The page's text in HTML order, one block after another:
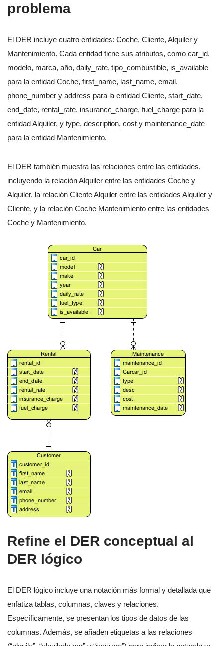
problema
El DER incluye cuatro entidades: Coche, Cliente, Alquiler y
Mantenimiento. Cada entidad tiene sus atributos, como car_id,
modelo, marca, año, daily_rate, tipo_combustible, is_available
para la entidad Coche, first_name, last_name, email,
phone_number y address para la entidad Cliente, start_date,
end_date, rental_rate, insurance_charge, fuel_charge para la
entidad Alquiler, y type, description, cost y maintenance_date
para la entidad Mantenimiento.
El DER también muestra las relaciones entre las entidades,
incluyendo la relación Alquiler entre las entidades Coche y
Alquiler, la relación Cliente Alquiler entre las entidades Alquiler y
Cliente, y la relación Coche Mantenimiento entre las entidades
Coche y Mantenimiento.
Refine el DER conceptual al
DER lógico
El DER lógico incluye una notación más formal y detallada que
enfatiza tablas, columnas, claves y relaciones.
Específicamente, se presentan los tipos de datos de las
columnas. Además, se añaden etiquetas a las relaciones